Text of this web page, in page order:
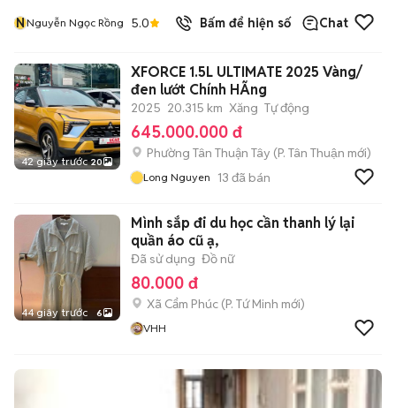
NNguyễn Ngọc Rồng 5.0 Bấm để hiện số Chat
42 giây trước 20
XFORCE 1.5L ULTIMATE 2025 Vàng/
đen lướt Chính HÃng
2025 20.315 km Xăng Tự động
645.000.000 đ
Phường Tân Thuận Tây (P. Tân Thuận mới)
Long Nguyen 13 đã bán
44 giây trước 6
Mình sắp đi du học cần thanh lý lại
quần áo cũ ạ,
Đã sử dụng Đồ nữ
80.000 đ
Xã Cẩm Phúc (P. Tứ Minh mới)
VHH